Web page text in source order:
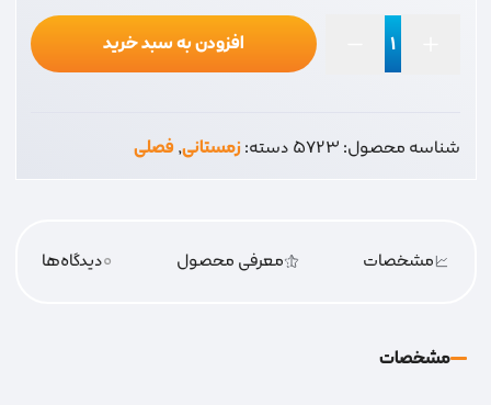
عدد
افزودن به سبد خرید
شناسه محصول:5723دسته:زمستانی,فصلی
مشخصات معرفی محصول 0دیدگاه‌‌ها
مشخصات